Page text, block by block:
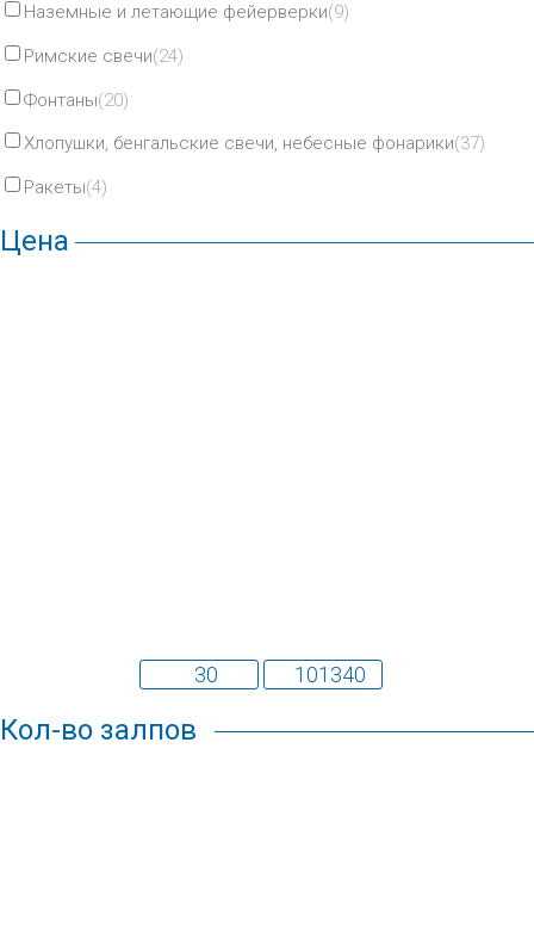
Наземные и летающие фейерверки(9)
Римские свечи(24)
Фонтаны(20)
Хлопушки, бенгальские свечи, небесные фонарики(37)
Ракеты(4)
Цена
Кол-во залпов